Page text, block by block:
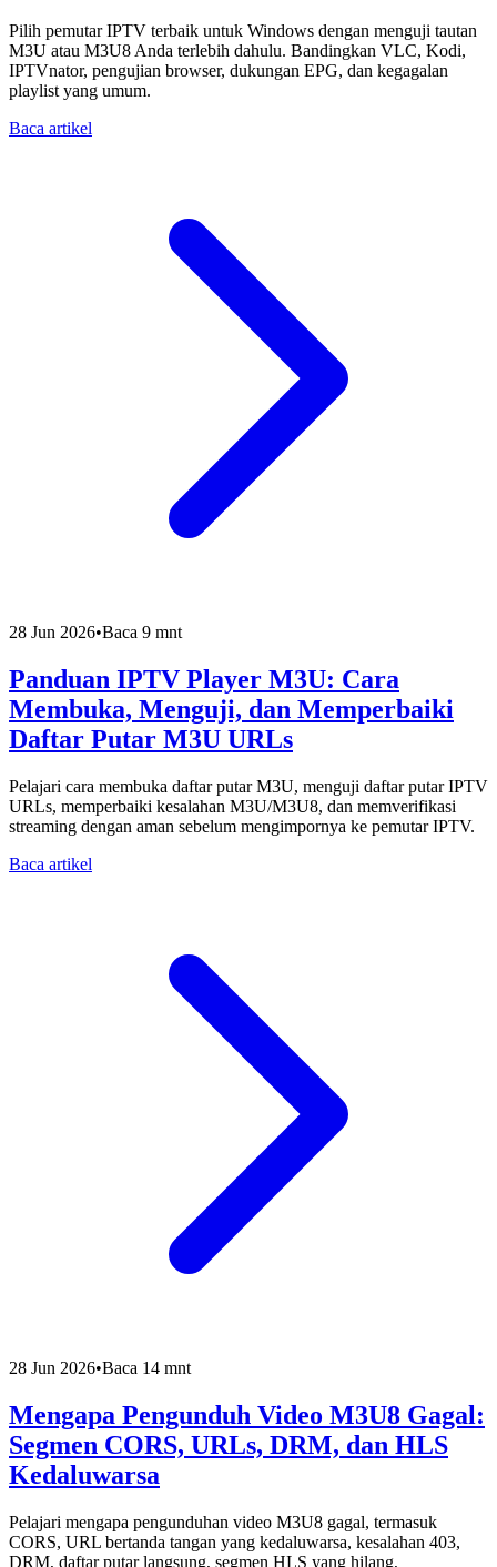
Pilih pemutar IPTV terbaik untuk Windows dengan menguji tautan
M3U atau M3U8 Anda terlebih dahulu. Bandingkan VLC, Kodi,
IPTVnator, pengujian browser, dukungan EPG, dan kegagalan
playlist yang umum.
Baca artikel
28 Jun 2026•Baca 9 mnt
Panduan IPTV Player M3U: Cara
Membuka, Menguji, dan Memperbaiki
Daftar Putar M3U URLs
Pelajari cara membuka daftar putar M3U, menguji daftar putar IPTV
URLs, memperbaiki kesalahan M3U/M3U8, dan memverifikasi
streaming dengan aman sebelum mengimpornya ke pemutar IPTV.
Baca artikel
28 Jun 2026•Baca 14 mnt
Mengapa Pengunduh Video M3U8 Gagal:
Segmen CORS, URLs, DRM, dan HLS
Kedaluwarsa
Pelajari mengapa pengunduhan video M3U8 gagal, termasuk
CORS, URL bertanda tangan yang kedaluwarsa, kesalahan 403,
DRM, daftar putar langsung, segmen HLS yang hilang,